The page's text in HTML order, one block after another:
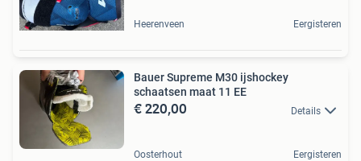
Heerenveen Eergisteren
Bauer Supreme M30 ijshockey
schaatsen maat 11 EE
€ 220,00 Details
Oosterhout Eergisteren